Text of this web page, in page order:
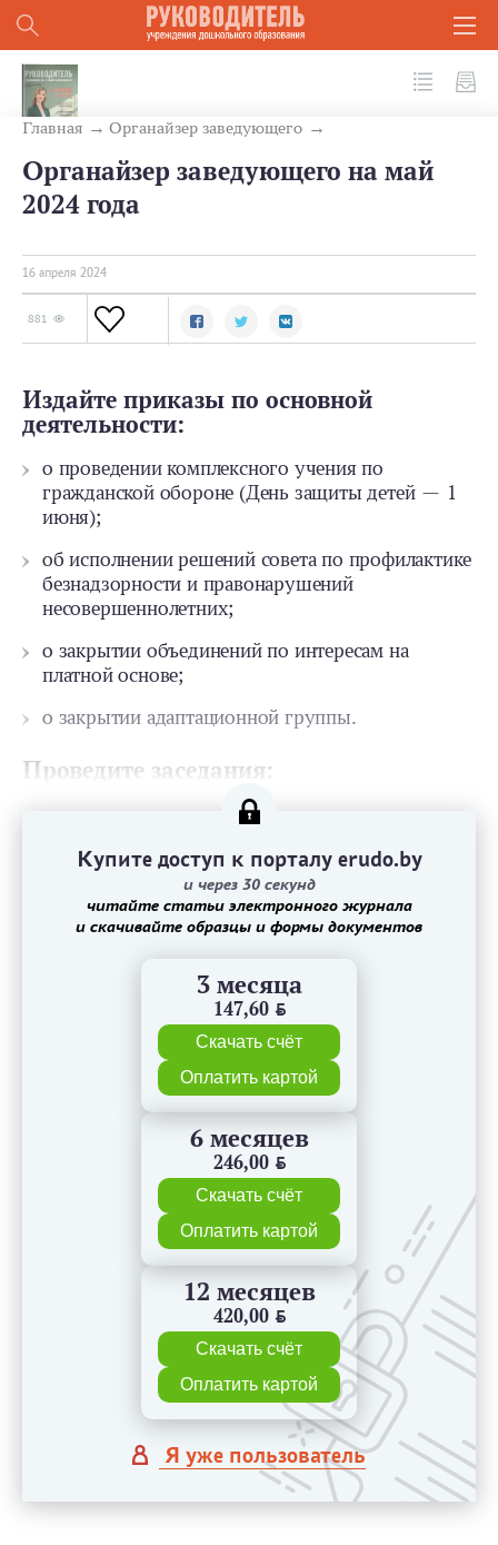
Главная Органайзер заведующего
Органайзер заведующего на май
2024 года
16 апреля 2024
881
Издайте приказы по основной
деятельности:
о проведении комплексного учения по
гражданской обороне (День защиты детей — 1
июня);
об исполнении решений совета по профилактике
безнадзорности и правонарушений
несовершеннолетних;
о закрытии объединений по интересам на
платной основе;
о закрытии адаптационной группы.
Проведите заседания:
Купите доступ к порталу erudo.by
и через 30 секунд
читайте статьи электронного журнала
и скачивайте образцы и формы документов
3 месяца
147,60 BYN
Скачать счёт
Оплатить картой
6 месяцев
246,00 BYN
Скачать счёт
Оплатить картой
12 месяцев
420,00 BYN
Скачать счёт
Оплатить картой
Я уже пользователь